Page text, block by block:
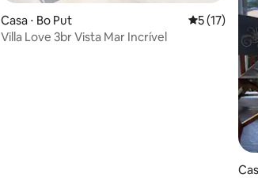
Casa ⋅ Bo Put 5 de uma
5 (17)
Villa Love 3br Vista Mar Incrível